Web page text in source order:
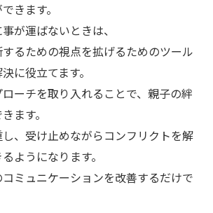
きます。
が運ばないときは、
るための視点を拡げるためのツール
に役立てます。
ーチを取り入れることで、親子の絆
ます。
、受け止めながらコンフリクトを解
ようになります。
ミュニケーションを改善するだけで